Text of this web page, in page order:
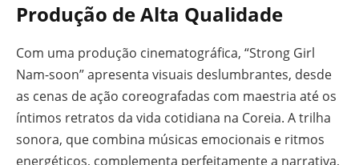
Produção de Alta Qualidade
Com uma produção cinematográfica, “Strong Girl
Nam-soon” apresenta visuais deslumbrantes, desde
as cenas de ação coreografadas com maestria até os
íntimos retratos da vida cotidiana na Coreia. A trilha
sonora, que combina músicas emocionais e ritmos
energéticos, complementa perfeitamente a narrativa,